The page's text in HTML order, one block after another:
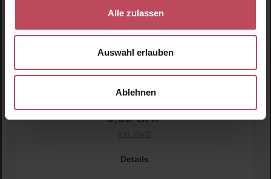
Alle zulassen
Auswahl erlauben
Ablehnen
Regulärer Preis:
0,00 CHF
Details